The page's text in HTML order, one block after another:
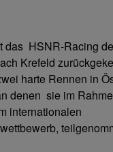
das HSNR-Racing
Krefeld
harte Rennen in
denen sie im
internationalen